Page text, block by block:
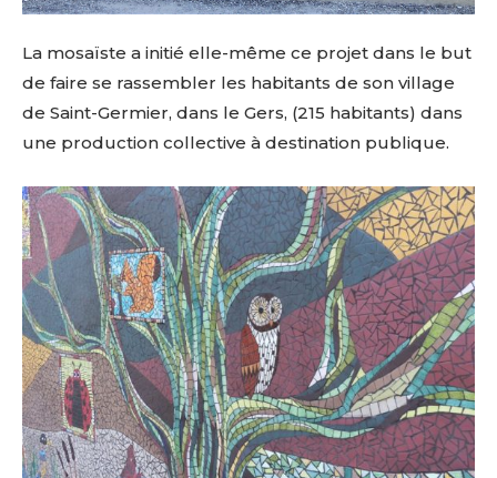
La mosaïste a initié elle-même ce projet dans le but
de faire se rassembler les habitants de son village
de Saint-Germier, dans le Gers, (215 habitants) dans
une production collective à destination publique.